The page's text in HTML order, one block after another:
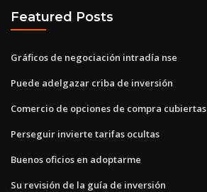
Featured Posts
Gráficos de negociación intradía nse
Puede adelgazar criba de inversión
Comercio de opciones de compra cubiertas
Perseguir invierte tarifas ocultas
Buenos oficios en adoptarme
Su revisión de la guía de inversión